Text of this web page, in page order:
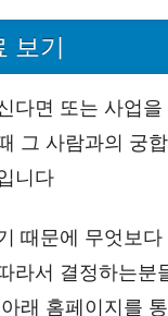
보기
다면 또는 사업
그 사람과의 궁
니다
때문에 무엇보
라서 결정하는
래 홈페이지를